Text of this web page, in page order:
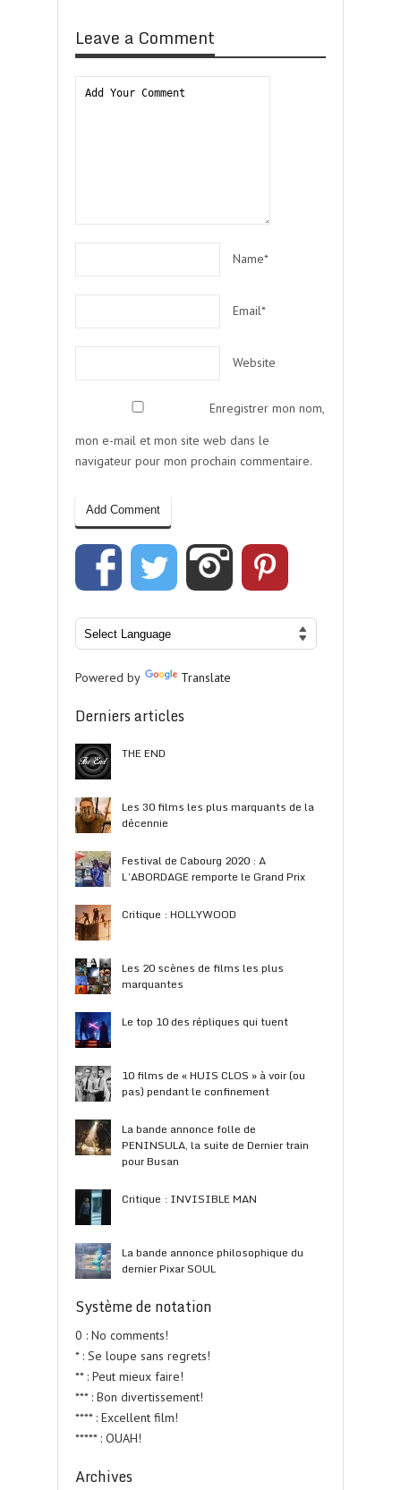
Leave a Comment
Name*
Email*
Website
Enregistrer mon nom,
mon e-mail et mon site web dans le
navigateur pour mon prochain commentaire.
Powered by Translate
Derniers articles
THE END
Les 30 films les plus marquants de la
décennie
Festival de Cabourg 2020 : A
L’ABORDAGE remporte le Grand Prix
Critique : HOLLYWOOD
Les 20 scènes de films les plus
marquantes
Le top 10 des répliques qui tuent
10 films de « HUIS CLOS » à voir (ou
pas) pendant le confinement
La bande annonce folle de
PENINSULA, la suite de Dernier train
pour Busan
Critique : INVISIBLE MAN
La bande annonce philosophique du
dernier Pixar SOUL
Système de notation
0 : No comments!
* : Se loupe sans regrets!
** : Peut mieux faire!
*** : Bon divertissement!
**** : Excellent film!
***** : OUAH!
Archives